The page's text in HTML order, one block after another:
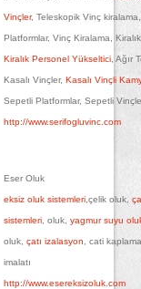
Vinçler, Teleskopik Vinç
Platformlar, Vinç Kiralama,
Kiralık Personel Yükseltici, Ağır
Kasalı Vinçler, Kasalı Vinçli
Sepetli Platformlar, Sepetli
http://www.serifogluvinc.com
Eser Oluk
eksiz oluk sistemleri,çelik oluk,
sistemleri, oluk, yagmur suyu
oluk, çatı izalasyon , cati
imalatı
http://www.esereksizoluk.com